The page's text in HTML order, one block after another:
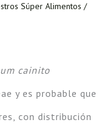
Súper Alimentos /
cainito
y es probable que
con distribución